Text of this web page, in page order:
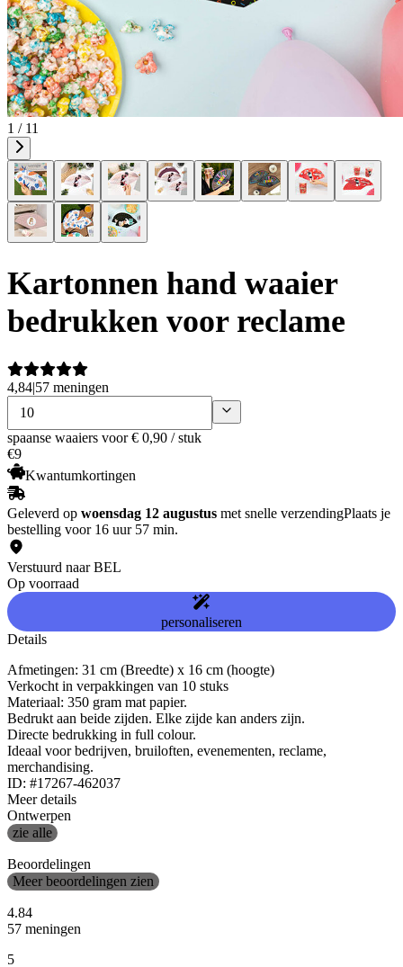
1 / 11
Kartonnen hand waaier
bedrukken voor reclame
4,84|57 meningen
spaanse waaiers voor € 0,90 / stuk
€9
Kwantumkortingen
Geleverd op woensdag 12 augustus met snelle verzendingPlaats je
bestelling voor 16 uur 57 min.
Verstuurd naar BEL
Op voorraad
personaliseren
Details
Afmetingen: 31 cm (Breedte) x 16 cm (hoogte)
Verkocht in verpakkingen van 10 stuks
Materiaal: 350 gram mat papier.
Bedrukt aan beide zijden. Elke zijde kan anders zijn.
Directe bedrukking in full colour.
Ideaal voor bedrijven, bruiloften, evenementen, reclame,
merchandising.
ID: #17267-462037
Meer details
Ontwerpen
zie alle
Beoordelingen
Meer beoordelingen zien
4.84
57 meningen
5